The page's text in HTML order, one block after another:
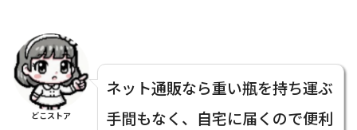
どこストア
ネット通販なら重い瓶を持ち運ぶ
手間もなく、自宅に届くので便利